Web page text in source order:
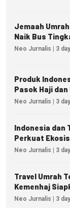
Jemaah
Naik Bus
Neo Jurnalis | 3
Produk
Pasok Haji
Neo Jurnalis | 3
Indonesia dan
Perkuat
Neo Jurnalis | 3
Travel Umrah
Kemenhaj
Izin hingga
Neo Jurnalis | 3